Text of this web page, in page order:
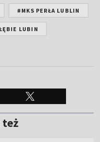
#MKS PERŁA LUBLIN
LUBIN
też